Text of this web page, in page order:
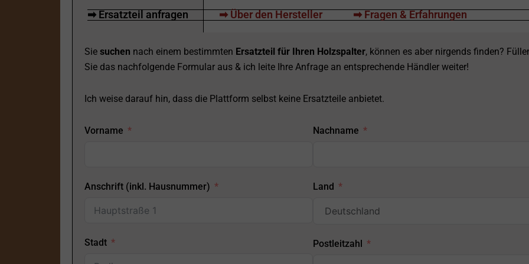
➡ Ersatzteil anfragen ➡ Über den Hersteller ➡ Fragen & Erfahrungen
Sie suchen nach einem bestimmten Ersatzteil für Ihren Holzspalter, können es aber nirgends finden?
Sie das nachfolgende Formular aus & ich leite Ihre Anfrage an entsprechende Händler weiter!
Ich weise darauf hin, dass die Plattform selbst keine Ersatzteile anbietet.
Vorname Nachname
Anschrift (inkl. Hausnummer)
Stadt
Land
Postleitzahl